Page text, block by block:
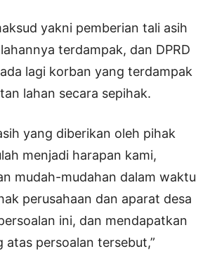
yakni pemberian tali asih
terdampak, dan DPRD
lagi korban yang terdampak
lahan secara sepihak.
yang diberikan oleh pihak
menjadi harapan kami,
mudah-mudahan dalam waktu
perusahaan dan aparat desa
ini, dan mendapatkan
persoalan tersebut,”